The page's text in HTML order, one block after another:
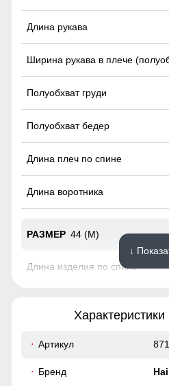
для хранения мелочей, таких
44 (M)
↓
Артикул
Бренд